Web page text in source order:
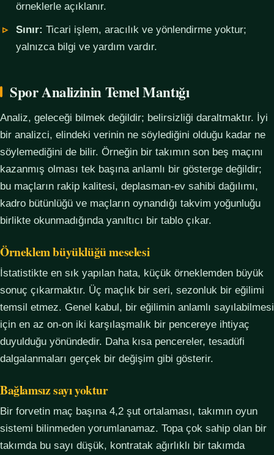
örneklerle açıklanır.
Sınır: Ticari işlem, aracılık ve yönlendirme yoktur;
yalnızca bilgi ve yardım vardır.
Spor Analizinin Temel Mantığı
Analiz, geleceği bilmek değildir; belirsizliği daraltmaktır. İyi
bir analizci, elindeki verinin ne söylediğini olduğu kadar ne
söylemediğini de bilir. Örneğin bir takımın son beş maçını
kazanmış olması tek başına anlamlı bir gösterge değildir;
bu maçların rakip kalitesi, deplasman-ev sahibi dağılımı,
kadro bütünlüğü ve maçların oynandığı takvim yoğunluğu
birlikte okunmadığında yanıltıcı bir tablo çıkar.
Örneklem büyüklüğü meselesi
İstatistikte en sık yapılan hata, küçük örneklemden büyük
sonuç çıkarmaktır. Üç maçlık bir seri, sezonluk bir eğilimi
temsil etmez. Genel kabul, bir eğilimin anlamlı sayılabilmesi
için en az on-on iki karşılaşmalık bir pencereye ihtiyaç
duyulduğu yönündedir. Daha kısa pencereler, tesadüfi
dalgalanmaları gerçek bir değişim gibi gösterir.
Bağlamsız sayı yoktur
Bir forvetin maç başına 4,2 şut ortalaması, takımın oyun
sistemi bilinmeden yorumlanamaz. Topa çok sahip olan bir
takımda bu sayı düşük, kontratak ağırlıklı bir takımda